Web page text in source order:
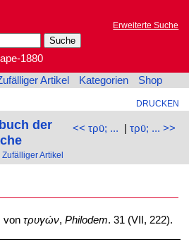
Erweiterte Suche
1880
Artikel Kategorien Shop
DRUCKEN
<< τρῡ; ... | τρῡ; ... >>
der
Zufälliger Artikel
von τρυγών, Philodem. 31 (VII, 222).